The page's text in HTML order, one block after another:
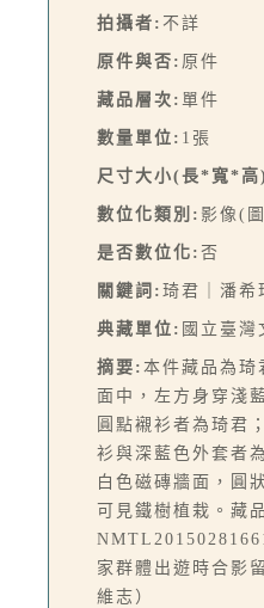
拍攝者: 不詳
原件與否: 原件
藏品層次: 單件
數量單位: 1張
尺寸大小(長*寬*高
數位化類別: 影像(
是否數位化: 否
關鍵詞: 琦君｜潘希
典藏單位: 國立臺灣
摘要: 本件藏品為琦
面中，左方身穿淺
圓點襯衫者為琦君
衫與深藍色外套者
白色磁磚牆面，圓
可見鐵樹植栽。藏
家群體出遊時合影
維志）